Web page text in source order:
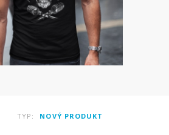
TYP: NOVÝ PRODUKT